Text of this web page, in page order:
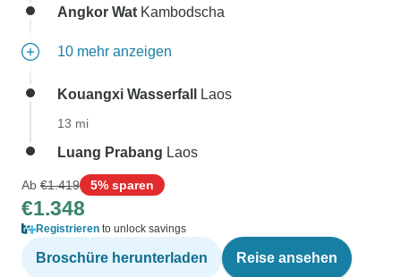
Angkor Wat Kambodscha
10 mehr anzeigen
Kouangxi Wasserfall Laos
13 mi
Luang Prabang Laos
Ab €1.419 5% sparen
€1.348
Registrieren to unlock savings
Broschüre herunterladen Reise ansehen